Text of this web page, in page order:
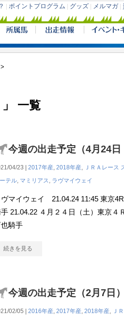
>
」 一覧
今週の出走予定（4月24日
04/23 | 2017年産, 2018年産, ＪＲＡレース
テル, マミリアス, ラヴマイウェイ
ヴマイウェイ 21.04.24 11:45 東京
21.04.22 ４月２４日（土）東京４
騎手
続きを見る
今週の出走予定（2月7日）
02/05 | 2016年産, 2017年産, 2018年産, Ｊ